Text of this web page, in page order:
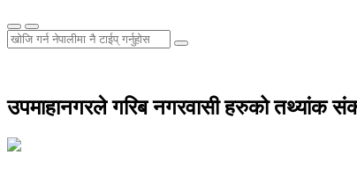
उपमाहानगरले गरिब नगरवासी हरुको तथ्यांक